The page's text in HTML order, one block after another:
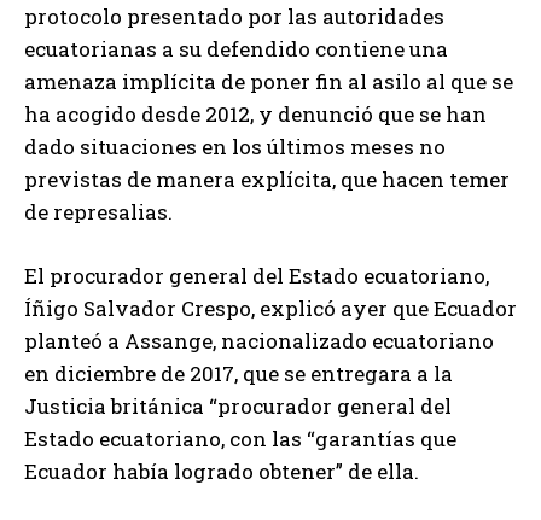
protocolo presentado por las autoridades
ecuatorianas a su defendido contiene una
amenaza implícita de poner fin al asilo al que se
ha acogido desde 2012, y denunció que se han
dado situaciones en los últimos meses no
previstas de manera explícita, que hacen temer
de represalias.
El procurador general del Estado ecuatoriano,
Íñigo Salvador Crespo, explicó ayer que Ecuador
planteó a Assange, nacionalizado ecuatoriano
en diciembre de 2017, que se entregara a la
Justicia británica “procurador general del
Estado ecuatoriano, con las “garantías que
Ecuador había logrado obtener” de ella.